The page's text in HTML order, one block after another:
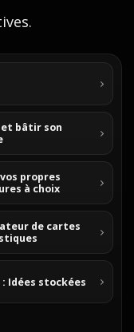
et bâtir son
propres
à choix
de cartes
: Idées stockées